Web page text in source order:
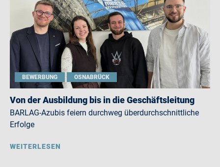
BEWERBUNG OSNABRÜCK
Von der Ausbildung bis in die Geschäftsleitung
BARLAG-Azubis feiern durchweg überdurchschnittliche
Erfolge
WEITERLESEN